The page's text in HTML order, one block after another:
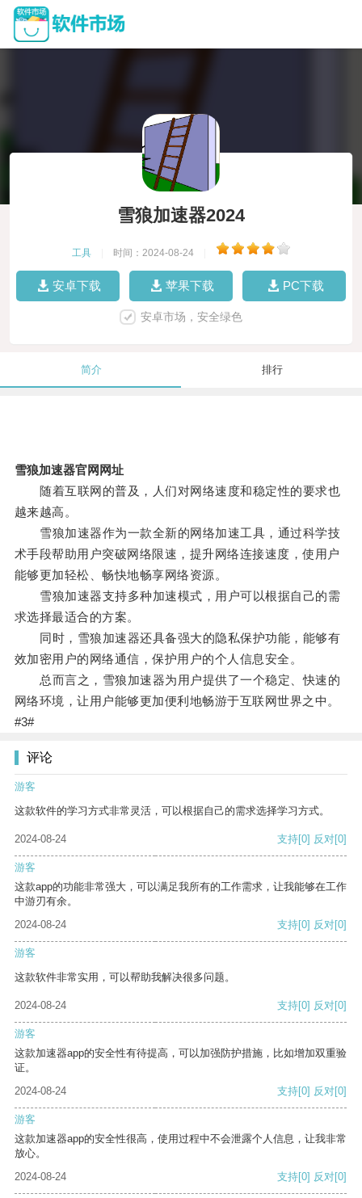
雪狼加速器2024
工具 时间：2024-08-24
安卓下载 苹果下载 PC下载
安卓市场，安全绿色
简介 排行
雪狼加速器官网网址
随着互联网的普及，人们对网络速度和稳定性的要求也
越来越高。
雪狼加速器作为一款全新的网络加速工具，通过科学技
术手段帮助用户突破网络限速，提升网络连接速度，使用户
能够更加轻松、畅快地畅享网络资源。
雪狼加速器支持多种加速模式，用户可以根据自己的需
求选择最适合的方案。
同时，雪狼加速器还具备强大的隐私保护功能，能够有
效加密用户的网络通信，保护用户的个人信息安全。
总而言之，雪狼加速器为用户提供了一个稳定、快速的
网络环境，让用户能够更加便利地畅游于互联网世界之中。
#3#
评论
游客
这款软件的学习方式非常灵活，可以根据自己的需求选择学习方式。
2024-08-24 支持[0] 反对[0]
游客
这款app的功能非常强大，可以满足我所有的工作需求，让我能够在工作
中游刃有余。
2024-08-24
支持[0] 反对[0]
游客
这款软件非常实用，可以帮助我解决很多问题。
2024-08-24 支持[0] 反对[0]
游客
这款加速器app的安全性有待提高，可以加强防护措施，比如增加双重验
证。
2024-08-24
支持[0] 反对[0]
游客
这款加速器app的安全性很高，使用过程中不会泄露个人信息，让我非常
放心。
2024-08-24
支持[0] 反对[0]